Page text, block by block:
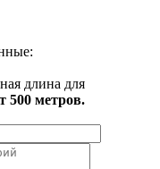
длина для
500 метров.